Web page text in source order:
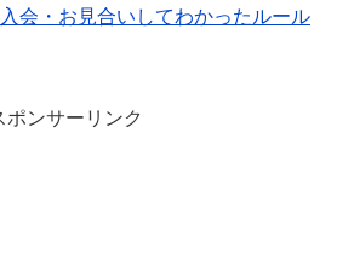
会・お見合いしてわかったルール
ポンサーリンク